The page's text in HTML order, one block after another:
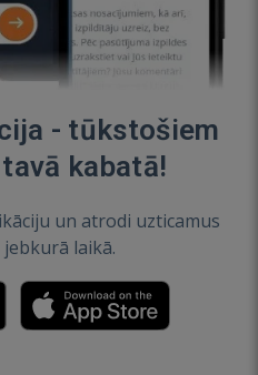
- tūkstošiem
kabatā!
un atrodi uzticamus
laikā.